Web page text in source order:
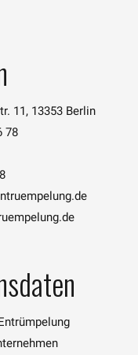
11, 13353 Berlin
78